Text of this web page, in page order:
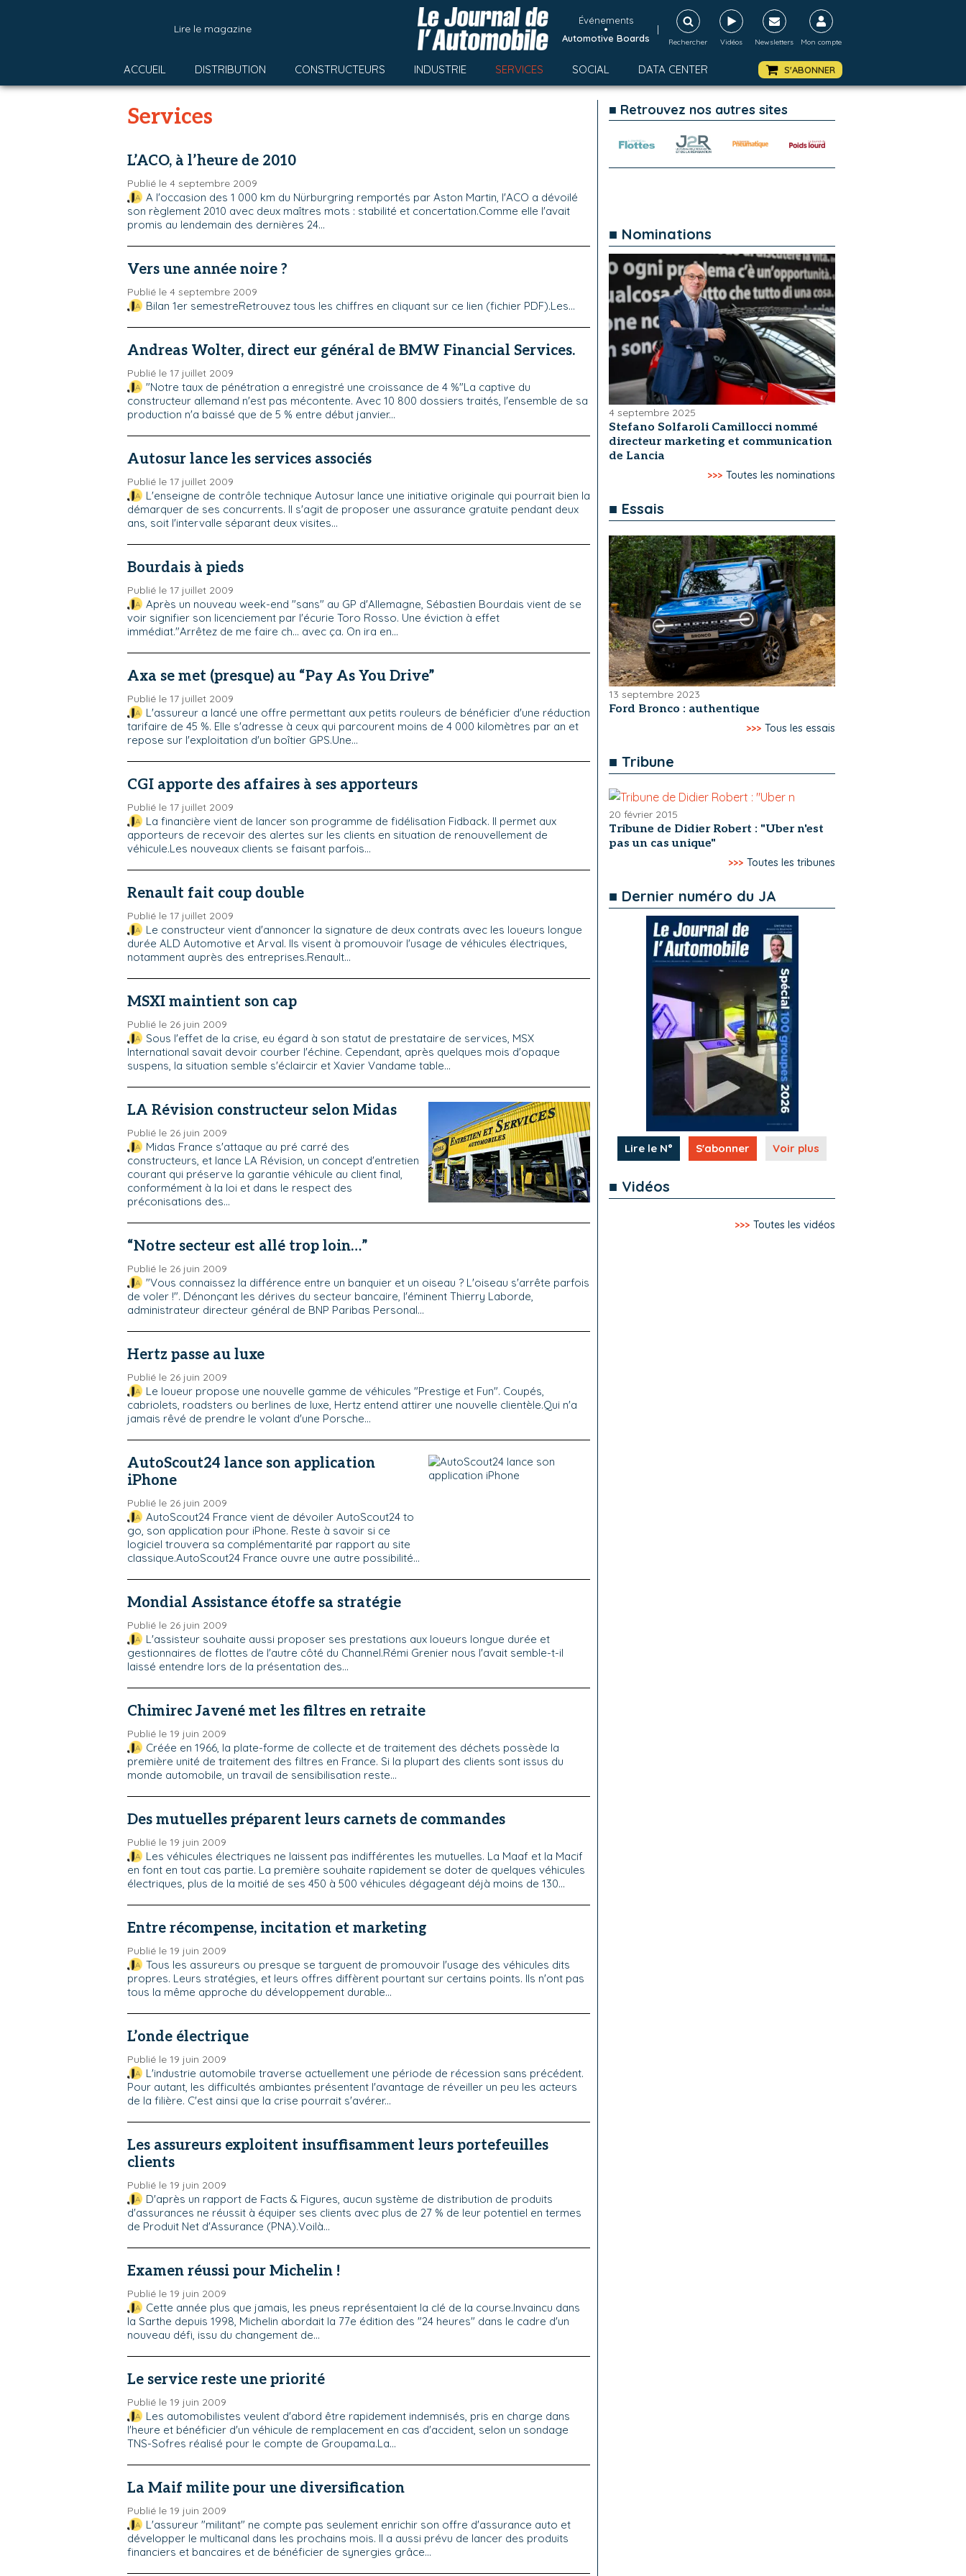
Lire le magazine
Événements
•
Automotive Boards
|
Rechercher Vidéos Newsletters Mon compte
ACCUEIL DISTRIBUTION CONSTRUCTEURS INDUSTRIE SERVICES SOCIAL DATA CENTER S'ABONNER
Services
L’ACO, à l’heure de 2010
Publié le 4 septembre 2009
A l'occasion des 1 000 km du Nürburgring remportés par Aston Martin, l'ACO a dévoilé
son règlement 2010 avec deux maîtres mots : stabilité et concertation.Comme elle l'avait
promis au lendemain des dernières 24...
Vers une année noire ?
Publié le 4 septembre 2009
Bilan 1er semestreRetrouvez tous les chiffres en cliquant sur ce lien (fichier PDF).Les...
Andreas Wolter, direct eur général de BMW Financial Services.
Publié le 17 juillet 2009
"Notre taux de pénétration a enregistré une croissance de 4 %"La captive du
constructeur allemand n'est pas mécontente. Avec 10 800 dossiers traités, l'ensemble de sa
production n'a baissé que de 5 % entre début janvier...
Autosur lance les services associés
Publié le 17 juillet 2009
L'enseigne de contrôle technique Autosur lance une initiative originale qui pourrait bien la
démarquer de ses concurrents. Il s'agit de proposer une assurance gratuite pendant deux
ans, soit l'intervalle séparant deux visites...
Bourdais à pieds
Publié le 17 juillet 2009
Après un nouveau week-end "sans" au GP d'Allemagne, Sébastien Bourdais vient de se
voir signifier son licenciement par l'écurie Toro Rosso. Une éviction à effet
immédiat."Arrêtez de me faire ch… avec ça. On ira en...
Axa se met (presque) au “Pay As You Drive”
Publié le 17 juillet 2009
L'assureur a lancé une offre permettant aux petits rouleurs de bénéficier d'une réduction
tarifaire de 45 %. Elle s'adresse à ceux qui parcourent moins de 4 000 kilomètres par an et
repose sur l'exploitation d'un boîtier GPS.Une...
CGI apporte des affaires à ses apporteurs
Publié le 17 juillet 2009
La financière vient de lancer son programme de fidélisation Fidback. Il permet aux
apporteurs de recevoir des alertes sur les clients en situation de renouvellement de
véhicule.Les nouveaux clients se faisant parfois...
Renault fait coup double
Publié le 17 juillet 2009
Le constructeur vient d'annoncer la signature de deux contrats avec les loueurs longue
durée ALD Automotive et Arval. Ils visent à promouvoir l'usage de véhicules électriques,
notamment auprès des entreprises.Renault...
MSXI maintient son cap
Publié le 26 juin 2009
Sous l'effet de la crise, eu égard à son statut de prestataire de services, MSX
International savait devoir courber l'échine. Cependant, après quelques mois d'opaque
suspens, la situation semble s'éclaircir et Xavier Vandame table...
LA Révision constructeur selon Midas
Publié le 26 juin 2009
Midas France s'attaque au pré carré des
constructeurs, et lance LA Révision, un concept d'entretien
courant qui préserve la garantie véhicule au client final,
conformément à la loi et dans le respect des
préconisations des...
“Notre secteur est allé trop loin…”
Publié le 26 juin 2009
"Vous connaissez la différence entre un banquier et un oiseau ? L'oiseau s'arrête parfois
de voler !". Dénonçant les dérives du secteur bancaire, l'éminent Thierry Laborde,
administrateur directeur général de BNP Paribas Personal...
Hertz passe au luxe
Publié le 26 juin 2009
Le loueur propose une nouvelle gamme de véhicules "Prestige et Fun". Coupés,
cabriolets, roadsters ou berlines de luxe, Hertz entend attirer une nouvelle clientèle.Qui n'a
jamais rêvé de prendre le volant d'une Porsche...
AutoScout24 lance son application
iPhone
Publié le 26 juin 2009
AutoScout24 France vient de dévoiler AutoScout24 to
go, son application pour iPhone. Reste à savoir si ce
logiciel trouvera sa complémentarité par rapport au site
classique.AutoScout24 France ouvre une autre possibilité...
Mondial Assistance étoffe sa stratégie
Publié le 26 juin 2009
L'assisteur souhaite aussi proposer ses prestations aux loueurs longue durée et
gestionnaires de flottes de l'autre côté du Channel.Rémi Grenier nous l'avait semble-t-il
laissé entendre lors de la présentation des...
Chimirec Javené met les filtres en retraite
Publié le 19 juin 2009
Créée en 1966, la plate-forme de collecte et de traitement des déchets possède la
première unité de traitement des filtres en France. Si la plupart des clients sont issus du
monde automobile, un travail de sensibilisation reste...
Des mutuelles préparent leurs carnets de commandes
Publié le 19 juin 2009
Les véhicules électriques ne laissent pas indifférentes les mutuelles. La Maaf et la Macif
en font en tout cas partie. La première souhaite rapidement se doter de quelques véhicules
électriques, plus de la moitié de ses 450 à 500 véhicules dégageant déjà moins de 130...
Entre récompense, incitation et marketing
Publié le 19 juin 2009
Tous les assureurs ou presque se targuent de promouvoir l'usage des véhicules dits
propres. Leurs stratégies, et leurs offres diffèrent pourtant sur certains points. Ils n'ont pas
tous la même approche du développement durable...
L’onde électrique
Publié le 19 juin 2009
L'industrie automobile traverse actuellement une période de récession sans précédent.
Pour autant, les difficultés ambiantes présentent l'avantage de réveiller un peu les acteurs
de la filière. C'est ainsi que la crise pourrait s'avérer...
Les assureurs exploitent insuffisamment leurs portefeuilles
clients
Publié le 19 juin 2009
D'après un rapport de Facts & Figures, aucun système de distribution de produits
d'assurances ne réussit à équiper ses clients avec plus de 27 % de leur potentiel en termes
de Produit Net d'Assurance (PNA).Voilà...
Examen réussi pour Michelin !
Publié le 19 juin 2009
Cette année plus que jamais, les pneus représentaient la clé de la course.Invaincu dans
la Sarthe depuis 1998, Michelin abordait la 77e édition des "24 heures" dans le cadre d'un
nouveau défi, issu du changement de...
Le service reste une priorité
Publié le 19 juin 2009
Les automobilistes veulent d'abord être rapidement indemnisés, pris en charge dans
l'heure et bénéficier d'un véhicule de remplacement en cas d'accident, selon un sondage
TNS-Sofres réalisé pour le compte de Groupama.La...
La Maif milite pour une diversification
Publié le 19 juin 2009
L'assureur "militant" ne compte pas seulement enrichir son offre d'assurance auto et
développer le multicanal dans les prochains mois. Il a aussi prévu de lancer des produits
financiers et bancaires et de bénéficier de synergies grâce...
■ Retrouvez nos autres sites
■ Nominations
4 septembre 2025
Stefano Solfaroli Camillocci nommé
directeur marketing et communication
de Lancia
>>> Toutes les nominations
■ Essais
13 septembre 2023
Ford Bronco : authentique
>>> Tous les essais
■ Tribune
20 février 2015
Tribune de Didier Robert : "Uber n'est
pas un cas unique"
>>> Toutes les tribunes
■ Dernier numéro du JA
Lire le N° S'abonner Voir plus
■ Vidéos
>>> Toutes les vidéos